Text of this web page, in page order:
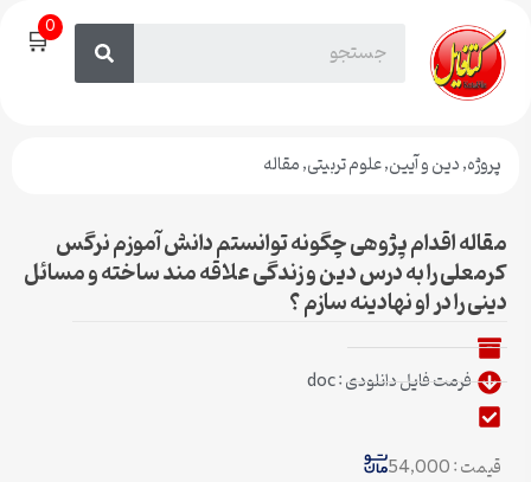
🛒0
پروژه,دین و آیین,علوم تربیتی,مقاله
مقاله اقدام پژوهی چگونه توانستم دانش آموزم نرگس
کرمعلی را به درس دین و زندگی علاقه مند ساخته و مسائل
دینی را در او نهادینه سازم ؟
فرمت فایل دانلودی : doc
قیمت : 54,000